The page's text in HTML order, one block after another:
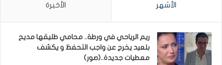
الأشهر الأخيرة
ريم الرياحي في ورطة.. محامي طليقها مديح
بلعيد يخرج عن واجب التحفظ و يكشف
معطيات جديدة..(صور)